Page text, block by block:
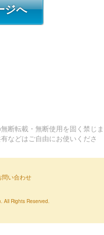
ジへ
断転載・無断使用を固く禁じま
などはご自由にお使いくださ
問い合わせ
All Rights Reserved.